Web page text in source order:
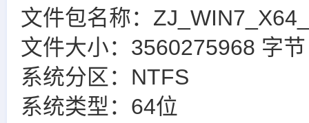
文件包名称：
文件大小：3560275968 字节
系统分区：NTFS
系统类型：64位